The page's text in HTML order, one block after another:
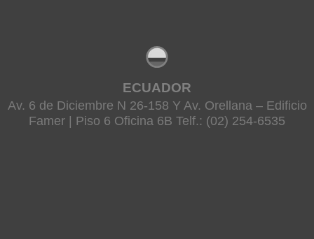
ECUADOR
Av. 6 de Diciembre N 26-158 Y Av. Orellana – Edificio
Famer | Piso 6 Oficina 6B Telf.: (02) 254-6535